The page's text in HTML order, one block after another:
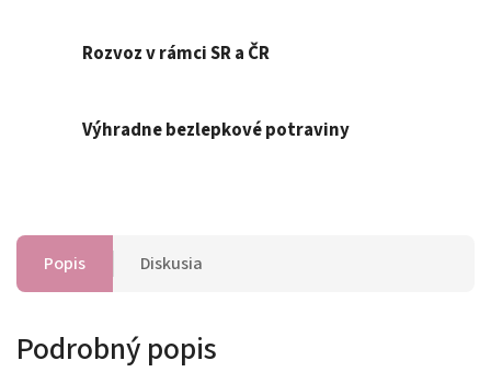
Rozvoz v rámci SR a ČR
Výhradne bezlepkové potraviny
Popis Diskusia
Podrobný popis